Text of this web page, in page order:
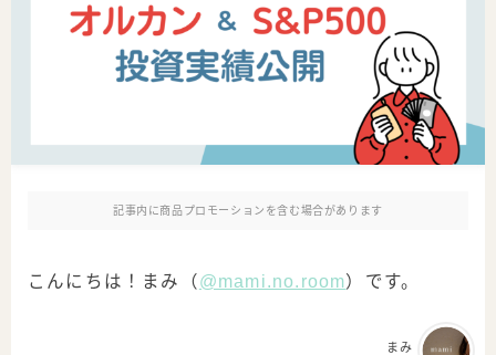
記事内に商品プロモーションを含む場合があります
こんにちは！まみ（ @mami.no.room）です。
まみ